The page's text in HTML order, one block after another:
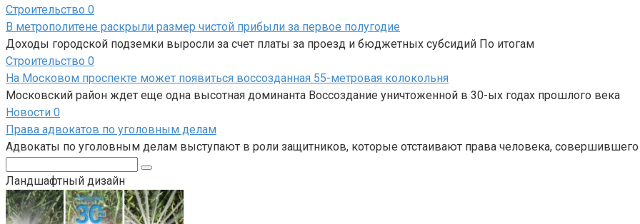
Строительство 0
В метрополитене раскрыли размер чистой прибыли за первое полугодие
Доходы городской подземки выросли за счет платы за проезд и бюджетных субсидий По итогам
Строительство 0
На Московом проспекте может появиться воссозданная 55-метровая колокольня
Московский район ждет еще одна высотная доминанта Воссоздание уничтоженной в 30-ых годах прошлого века
Новости 0
Права адвокатов по уголовным делам
Адвокаты по уголовным делам выступают в роли защитников, которые отстаивают права человека,
Ландшафтный дизайн